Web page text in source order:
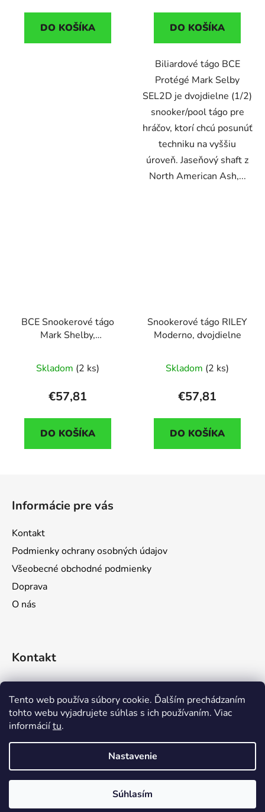
Tento web používa súbory cookie. Ďalším prechádzaním
tohto webu vyjadrujete súhlas s ich používaním. Viac
informáciítu.
Nastavenie
Súhlasím
DO KOŠÍKA DO KOŠÍKA
Biliardové tágo BCE
Protégé Mark Selby
SEL2D je dvojdielne (1/2)
snooker/pool tágo pre
hráčov, ktorí chcú posunúť
techniku na vyššiu
úroveň. Jaseňový shaft z
North American Ash,...
BCE Snookerové tágo
Mark Shelby,
Skladom (2 ks)
€57,81
DO KOŠÍKA
Snookerové tágo RILEY
Moderno, dvojdielne
Skladom (2 ks)
€57,81
DO KOŠÍKA
Informácie pre vás
Kontakt
Podmienky ochrany osobných údajov
Všeobecné obchodné podmienky
Doprava
O nás
Kontakt
0911 611 644
0903 716 923
Vytvoril Shoptet